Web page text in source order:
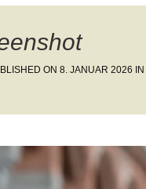
ON 8. JANUAR 2026 IN